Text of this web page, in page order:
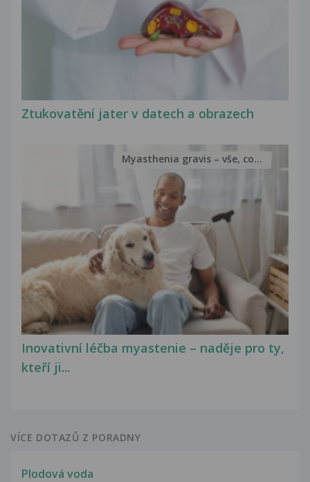
Ztukovatění jater v datech a obrazech
Inovativní léčba myastenie – naděje pro ty,
kteří ji...
Myasthenia gravis – vše, co...
VÍCE DOTAZŮ Z PORADNY
Plodová voda